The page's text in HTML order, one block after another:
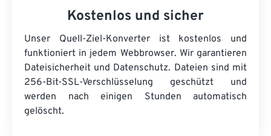
Kostenlos und sicher
Unser Quell-Ziel-Konverter ist kostenlos und
funktioniert in jedem Webbrowser. Wir garantieren
Dateisicherheit und Datenschutz. Dateien sind mit
256-Bit-SSL-Verschlüsselung geschützt und
werden nach einigen Stunden automatisch
gelöscht.